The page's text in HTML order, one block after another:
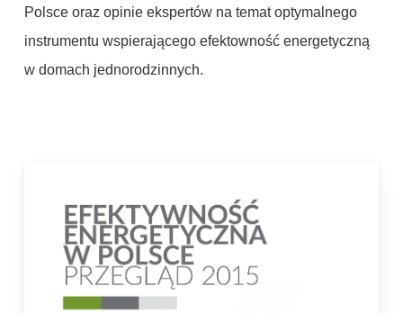
Polsce oraz opinie ekspertów na temat optymalnego
instrumentu wspierającego efektowność energetyczną
w domach jednorodzinnych.